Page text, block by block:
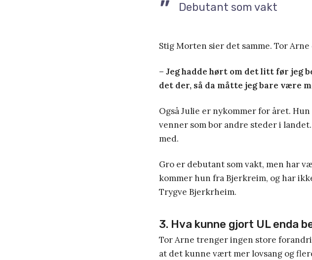
Debutant som vakt
Stig Morten sier det samme. Tor
– Jeg hadde hørt om det litt før jeg
det der, så da måtte jeg bare være
Også Julie er nykommer for året.
venner som bor andre steder i
med.
Gro er debutant som vakt, men har
kommer hun fra Bjerkreim, og har
Trygve Bjerkrheim.
3. Hva kunne gjort UL enda
Tor Arne trenger ingen store
at det kunne vært mer lovsang og